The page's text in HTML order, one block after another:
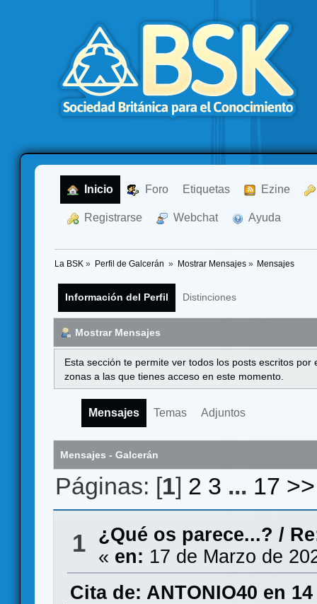
Inicio Foro Etiquetas Ezine
Registrarse Webchat Ayuda
La BSK » Perfil de Galcerán » Mostrar Mensajes» Mensajes
Información del Perfil Distinciones
Mostrar Mensajes
Esta sección te permite ver todos los posts escritos
zonas a las que tienes acceso en este momento.
Mensajes Temas Adjuntos
Mensajes - Galcerán
Páginas: [1] 2 3 ... 17 >>
1 ¿Qué os parece...? /
« en: 17 de Marzo de
Cita de: ANTONIO40 en